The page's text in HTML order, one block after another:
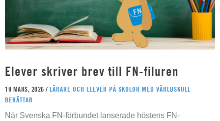
Elever skriver brev till FN-filuren
19 MARS, 2026 / LÄRARE OCH ELEVER PÅ SKOLOR MED VÄRLDSKOLL
BERÄTTAR
När Svenska FN-förbundet lanserade höstens FN-